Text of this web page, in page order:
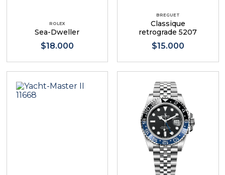
ROLEX
Sea-Dweller
$18.000
BREGUET
Classique
retrograde 5207
$15.000